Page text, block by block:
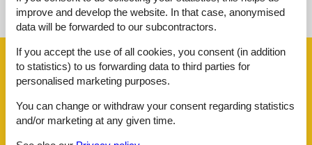
See the course of the sun around the object 😎
Facilities
AccommodationFacilities
BBQ facility
Credit cards
improve and develop the website. In that case, anonymised
data will be forwarded to our subcontractors.
If you accept the use of all cookies, you consent (in addition
to statistics) to us forwarding data to third parties for
personalised marketing purposes.
You can change or withdraw your consent regarding statistics
and/or marketing at any given time.